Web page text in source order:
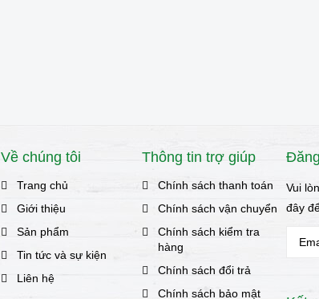
Về chúng tôi
Trang chủ
Giới thiệu
Sản phẩm
Tin tức và sự kiện
Liên hệ
Thông tin trợ giúp
Chính sách thanh toán
Chính sách vận chuyển
Chính sách kiểm tra
hàng
Chính sách đổi trả
Chính sách bảo mật
Vui
đây